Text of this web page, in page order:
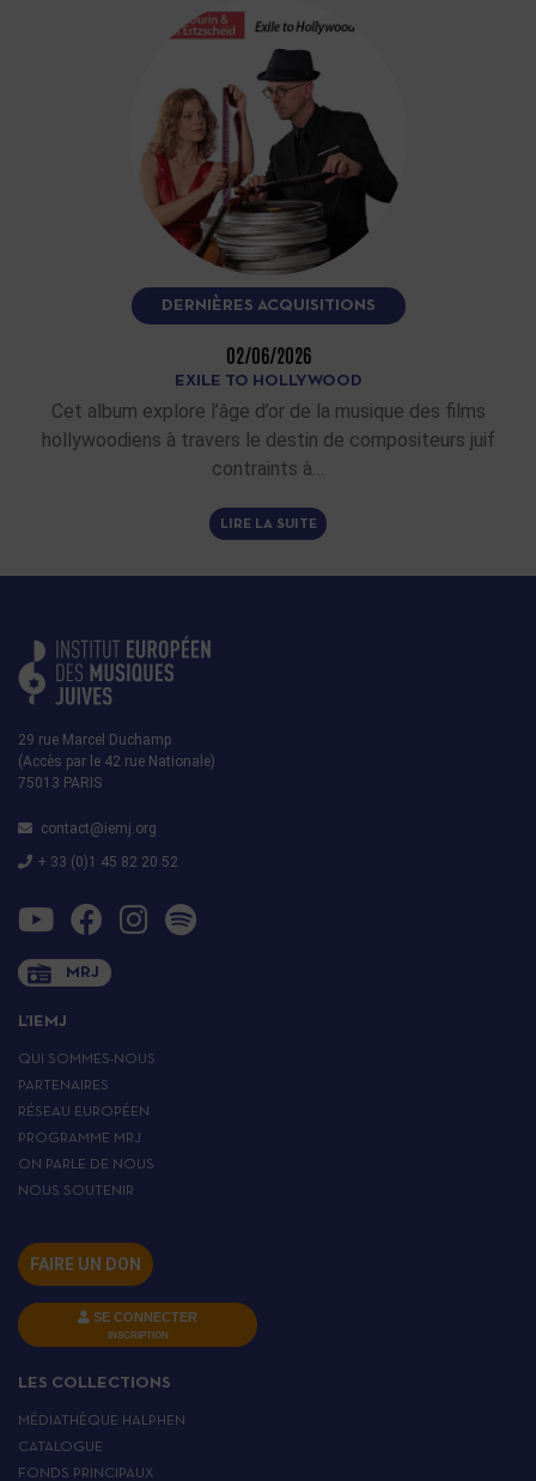
DERNIÈRES ACQUISITIONS
02/06/2026
EXILE TO HOLLYWOOD
Cet album explore l’âge d’or de la musique des films
hollywoodiens à travers le destin de compositeurs juif
contraints à…
LIRE LA SUITE
29 rue Marcel Duchamp
(Accès par le 42 rue Nationale)
75013 PARIS
contact@iemj.org
+ 33 (0)1 45 82 20 52
MRJ
L’IEMJ
QUI SOMMES-NOUS
PARTENAIRES
RÉSEAU EUROPÉEN
PROGRAMME MRJ
ON PARLE DE NOUS
NOUS SOUTENIR
FAIRE UN DON
SE CONNECTER
INSCRIPTION
LES COLLECTIONS
MÉDIATHÈQUE HALPHEN
CATALOGUE
FONDS PRINCIPAUX